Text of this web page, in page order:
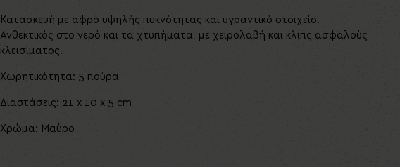
Κατασκευή με αφρό υψηλής πυκνότητας και υγραντικό στοιχείο.
Ανθεκτικός στο νερό και τα χτυπήματα, με χειρολαβή και κλιπς ασφαλούς
κλεισίματος.
Χωρητικότητα: 5 πούρα
Διαστάσεις: 21 x 10 x 5 cm
Χρώμα: Μαύρο